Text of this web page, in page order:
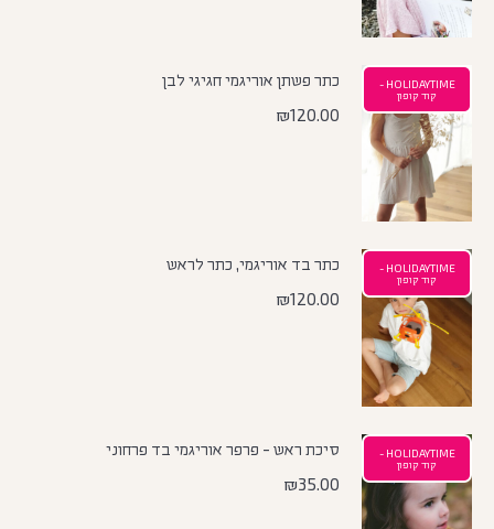
HOLIDAYTIME -
קוד קופון
כתר פשתן אוריגמי חגיגי לבן
₪120.00
HOLIDAYTIME -
קוד קופון
כתר בד אוריגמי, כתר לראש
₪120.00
HOLIDAYTIME -
קוד קופון
סיכת ראש - פרפר אוריגמי בד פרחוני
₪35.00